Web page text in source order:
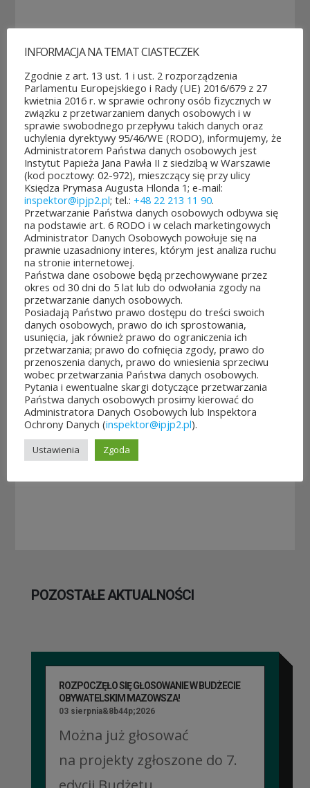
POZOSTAŁE AKTUALNOŚCI
Rozpoczęło
się
głosowanie
w Budżeci...
3
sierpnia&8b44p;2026
Jubileuszowe
XXV
Mistrzostwa
Polski Duch...
10
lipca&7b19p;2026
POZOSTAŁE AKTUALNOŚCI
ROZPOCZĘŁO SIĘ GŁOSOWANIE W BUDŻECIE
OBYWATELSKIM MAZOWSZA!
03 sierpnia&8b44p;2026
Można już głosować
na projekty zgłoszone do 7.
INFORMACJA NA TEMAT CIASTECZEK
Zgodnie z art. 13 ust. 1 i ust. 2 rozporządzenia
Parlamentu Europejskiego i Rady (UE) 2016/679 z 27
kwietnia 2016 r. w sprawie ochrony osób fizycznych w
związku z przetwarzaniem danych osobowych i w
sprawie swobodnego przepływu takich danych oraz
uchylenia dyrektywy 95/46/WE (RODO), informujemy, że
Administratorem Państwa danych osobowych jest
Instytut Papieża Jana Pawła II z siedzibą w Warszawie
(kod pocztowy: 02-972), mieszczący się przy ulicy
Księdza Prymasa Augusta Hlonda 1; e-mail:
inspektor@ipjp2.pl; tel.: +48 22 213 11 90.
Przetwarzanie Państwa danych osobowych odbywa się
na podstawie art. 6 RODO i w celach marketingowych
Administrator Danych Osobowych powołuje się na
prawnie uzasadniony interes, którym jest analiza ruchu
na stronie internetowej.
Państwa dane osobowe będą przechowywane przez
okres od 30 dni do 5 lat lub do odwołania zgody na
przetwarzanie danych osobowych.
Posiadają Państwo prawo dostępu do treści swoich
danych osobowych, prawo do ich sprostowania,
usunięcia, jak również prawo do ograniczenia ich
przetwarzania; prawo do cofnięcia zgody, prawo do
przenoszenia danych, prawo do wniesienia sprzeciwu
wobec przetwarzania Państwa danych osobowych.
Pytania i ewentualne skargi dotyczące przetwarzania
Państwa danych osobowych prosimy kierować do
Administratora Danych Osobowych lub Inspektora
Ochrony Danych (inspektor@ipjp2.pl).
Ustawienia Zgoda